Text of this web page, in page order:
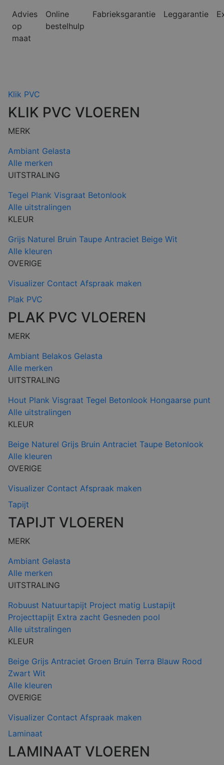
Advies
op
maat
Online
bestelhulp
Fabrieksgarantie Leggarantie
Klik PVC
KLIK PVC VLOEREN
MERK
Ambiant Gelasta
Alle merken
UITSTRALING
Tegel Plank Visgraat Betonlook
Alle uitstralingen
KLEUR
Grijs Naturel Bruin Taupe Antraciet Beige Wit
Alle kleuren
OVERIGE
Visualizer Contact Afspraak maken
Plak PVC
PLAK PVC VLOEREN
MERK
Ambiant Belakos Gelasta
Alle merken
UITSTRALING
Hout Plank Visgraat Tegel Betonlook Hongaarse punt
Alle uitstralingen
KLEUR
Beige Naturel Grijs Bruin Antraciet Taupe Betonlook
Alle kleuren
OVERIGE
Visualizer Contact Afspraak maken
Tapijt
TAPIJT VLOEREN
MERK
Ambiant Gelasta
Alle merken
UITSTRALING
Robuust Natuurtapijt Project matig Lustapijt
Projecttapijt Extra zacht Gesneden pool
Alle uitstralingen
KLEUR
Beige Grijs Antraciet Groen Bruin Terra Blauw Rood
Zwart Wit
Alle kleuren
OVERIGE
Visualizer Contact Afspraak maken
Laminaat
LAMINAAT VLOEREN